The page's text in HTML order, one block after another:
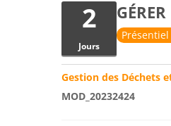
2
Jours
Gestion des Déchets
MOD_20232424